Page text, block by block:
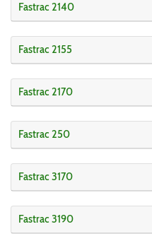
Fastrac 2140
Fastrac 2155
Fastrac 2170
Fastrac 250
Fastrac 3170
Fastrac 3190